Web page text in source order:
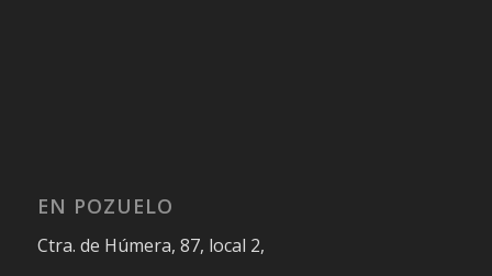
EN POZUELO
Ctra. de Húmera, 87, local 2,